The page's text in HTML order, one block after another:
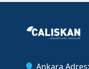
Ankara